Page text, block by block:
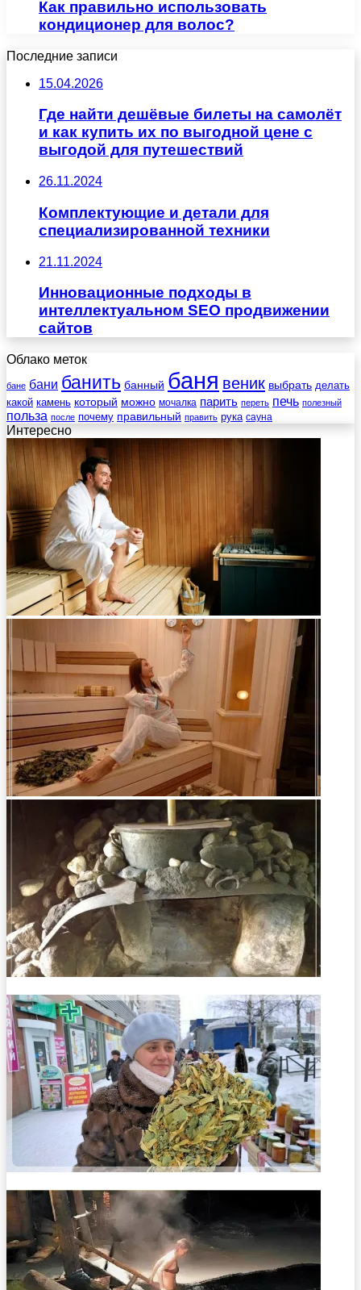
Как правильно использовать
кондиционер для волос?
Последние записи
15.04.2026
Где найти дешёвые билеты на самолёт
и как купить их по выгодной цене с
выгодой для путешествий
26.11.2024
Комплектующие и детали для
специализированной техники
21.11.2024
Инновационные подходы в
интеллектуальном SEO продвижении
сайтов
Облако меток
бане бани банить банный баня веник выбрать делать
какой камень который можно мочалка парить переть печь полезный
польза после почему правильный править рука сауна
Интересно